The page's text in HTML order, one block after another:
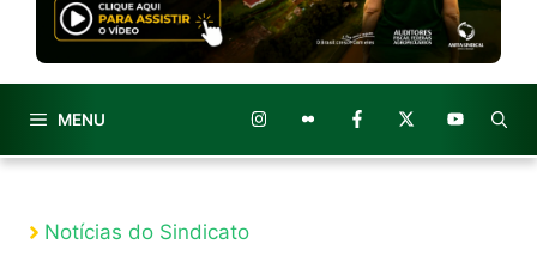
MENU
Notícias do Sindicato